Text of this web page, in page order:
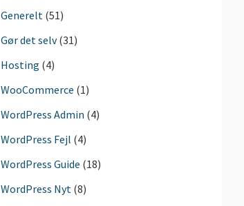
Generelt (51)
Gør det selv(31)
Hosting (4)
WooCommerce (1)
WordPress Admin (4)
WordPress Fejl (4)
WordPress Guide (18)
WordPress Nyt (8)